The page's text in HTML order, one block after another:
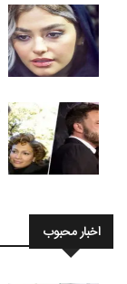
اخبار محبوب